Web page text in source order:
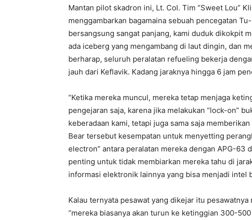
Mantan pilot skadron ini, Lt. Col. Tim “Sweet Lou”
menggambarkan bagamaina sebuah pencegatan
bersangsung sangat panjang, kami duduk dikokpit
ada iceberg yang mengambang di laut dingin, dan
berharap, seluruh peralatan refueling bekerja
jauh dari Keflavik. Kadang jaraknya hingga 6 jam
“Ketika mereka muncul, mereka tetap menjaga
pengejaran saja, karena jika melakukan “lock-on”
keberadaan kami, tetapi juga sama saja
Bear tersebut kesempatan untuk menyetting
electron” antara peralatan mereka dengan APG-63
penting untuk tidak membiarkan mereka tahu di
informasi elektronik lainnya yang bisa menjadi intel
Kalau ternyata pesawat yang dikejar itu
“mereka biasanya akan turun ke ketinggian 300-